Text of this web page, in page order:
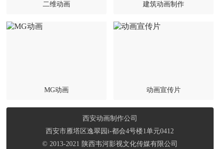
二维动画 建筑动画制作
MG动画 动画宣传片
西安动画制作公司
西安市雁塔区逸翠园i-都会4号楼1单元0412
© 2013-2021 陕西韦河影视文化传媒有限公司